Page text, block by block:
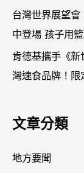
台灣世界展望
中登場 孩子用
肯德基攜手《
灣速食品牌！
文章分類
地方要聞